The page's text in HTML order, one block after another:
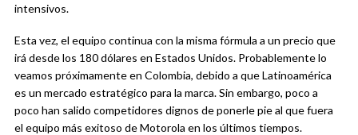
intensivos.
Esta vez, el equipo continua con la misma fórmula a un precio que
irá desde los 180 dólares en Estados Unidos. Probablemente lo
veamos próximamente en Colombia, debido a que Latinoamérica
es un mercado estratégico para la marca. Sin embargo, poco a
poco han salido competidores dignos de ponerle pie al que fuera
el equipo más exitoso de Motorola en los últimos tiempos.